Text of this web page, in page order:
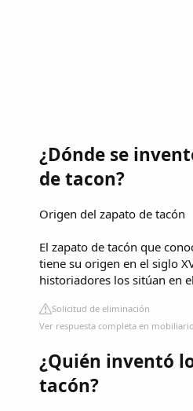
¿Dónde se
de tacon?
Origen del zapato de tacón
El zapato de tacón que
tiene su origen en el siglo
historiadores los sitúan en
Solicitud de eliminación
Ver respuesta completa en
¿Quién inventó
tacón?